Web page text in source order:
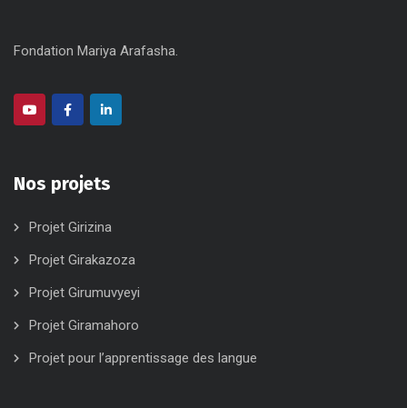
Fondation Mariya Arafasha.
Nos projets
Projet Girizina
Projet Girakazoza
Projet Girumuvyeyi
Projet Giramahoro
Projet pour l’apprentissage des langue